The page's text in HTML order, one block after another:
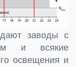
заводы с
и всякие
освещения и